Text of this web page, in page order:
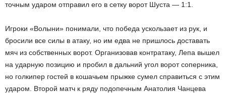
точным ударом отправил его в сетку ворот Шуста — 1:1.
Игроки «Волыни» понимали, что победа ускользает из рук, и
бросили все силы в атаку, но им едва не пришлось доставать
мяч из собственных ворот. Организовав контратаку, Лепа вышел
на ударную позицию и пробил в дальний угол ворот соперника,
но голкипер гостей в кошачьем прыжке сумел справиться с этим
ударом. Второй матч к ряду подопечным Анатолия Чанцева